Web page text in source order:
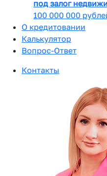
под залог
100 000 000
О кредитовании
Калькулятор
Вопрос-Ответ
Контакты